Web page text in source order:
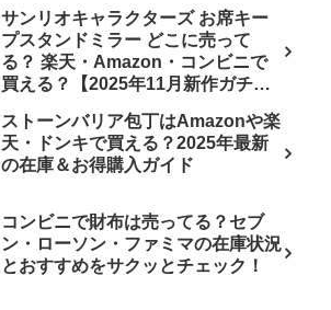
サンリオキャラクターズ お席キー
プスタンドミラー どこに売って
る？ 楽天・Amazon・コンビニで
買える？【2025年11月新作ガチャ
ストーンバリア包丁はAmazonや楽
天・ドンキで買える？2025年最新
の在庫＆お得購入ガイド
コンビニで財布は売ってる？セブ
ン・ローソン・ファミマの在庫状況
とおすすめをサクッとチェック！